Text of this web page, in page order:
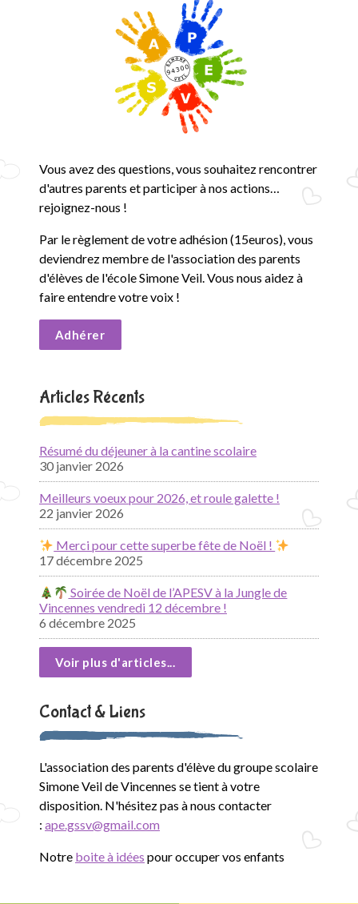
Vous avez des questions, vous souhaitez rencontrer
d'autres parents et participer à nos actions…
rejoignez-nous !
Par le règlement de votre adhésion (15euros), vous
deviendrez membre de l'association des parents
d'élèves de l'école Simone Veil. Vous nous aidez à
faire entendre votre voix !
Adhérer
Articles Récents
Résumé du déjeuner à la cantine scolaire
30 janvier 2026
Meilleurs voeux pour 2026, et roule galette !
22 janvier 2026
Merci pour cette superbe fête de Noël !
17 décembre 2025
Soirée de Noël de l’APESV à la Jungle de
Vincennes vendredi 12 décembre !
6 décembre 2025
Voir plus d'articles...
Contact & Liens
L'association des parents d'élève du groupe scolaire
Simone Veil de Vincennes se tient à votre
disposition. N'hésitez pas à nous contacter
: ape.gssv@gmail.com
Notre boite à idées pour occuper vos enfants